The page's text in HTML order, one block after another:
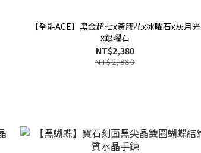
【全能ACE】黑金超七x黃膠花x冰曜石x灰月光
x銀曜石
NT$2,380
NT$2,880